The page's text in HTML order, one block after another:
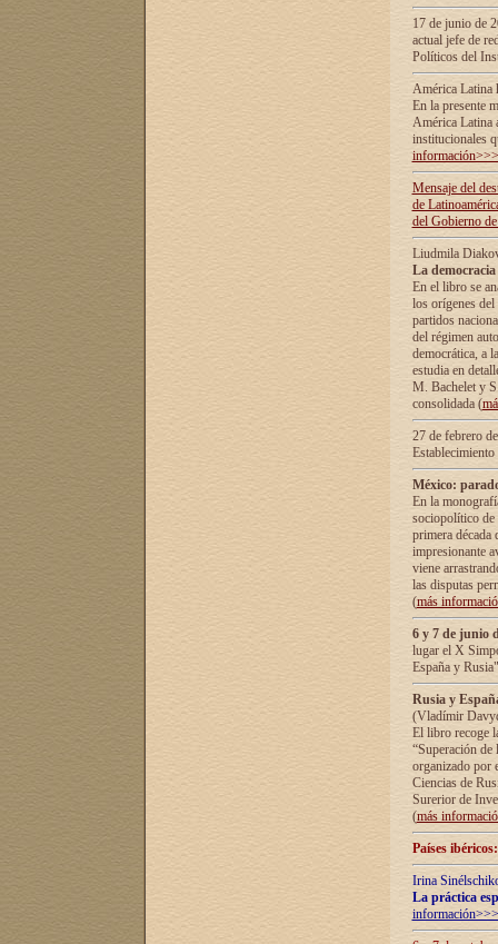
17 de junio de
actual jefe de
Políticos del
América Latina
En la presente
América Latina
institucionales
información>>>
Mensaje del
de
del Gobierno
Liudmila
La
En el libro se
los orígenes
partidos
del régimen
democrática, а
estudia en
М. Bachelet у
consolidada (
27 de febrero
México:
En la
sociopolítico de
primera década
impresionante
viene
las disputas
(más
6 y 7 de junio
lugar el X
España y
Rusia y
(Vladímir
El libro recoge
“Superación
organizado por
Ciencias de
Surerior de
(más
Países
Irina
La práctica
información>>>